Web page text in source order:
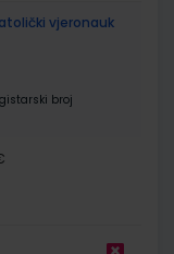
vjeronauk
broj